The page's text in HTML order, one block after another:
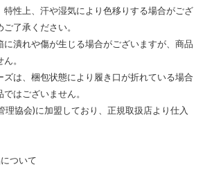
性上、汗や湿気により色移りする場合がござ
了承ください。
潰れや傷が生じる場合がございますが、商品
。
は、梱包状態により履き口が折れている場合
はございません。
協会)に加盟しており、正規取扱店より仕入
ついて